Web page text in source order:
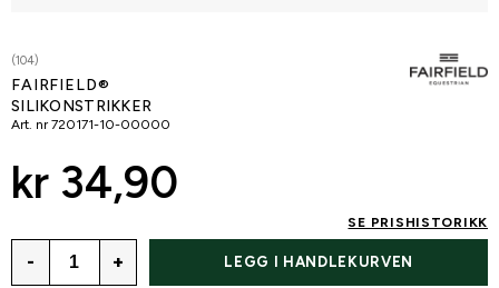
(104)
FAIRFIELD®
SILIKONSTRIKKER
Art. nr 720171-10-00000
kr 34,90
SE PRISHISTORIKK
- + LEGG I HANDLEKURVEN